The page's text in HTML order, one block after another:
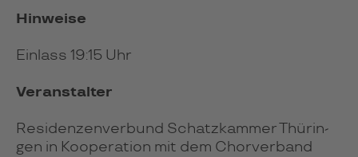
Hinweise
Einlass 19:15 Uhr
Veranstalter
Resi­den­zen­ver­bund Schatz­kam­mer Thü­rin­
gen in Koope­ra­tion mit dem Chor­ver­band